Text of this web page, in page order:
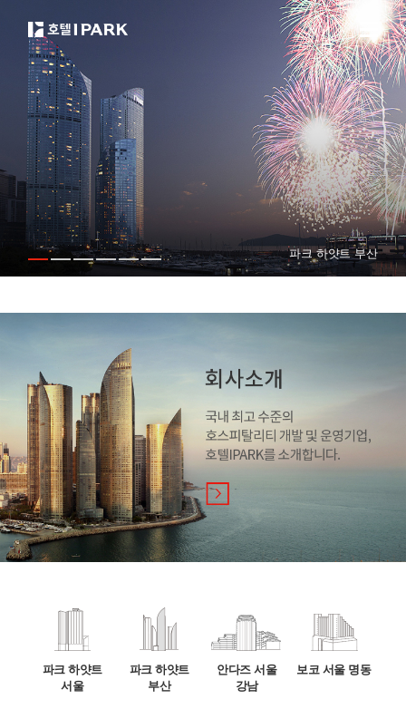
파크 하얏트 부산
파크 하얏트
서울
파크 하얏트
부산
안다즈 서울
강남
보코 서울 명동